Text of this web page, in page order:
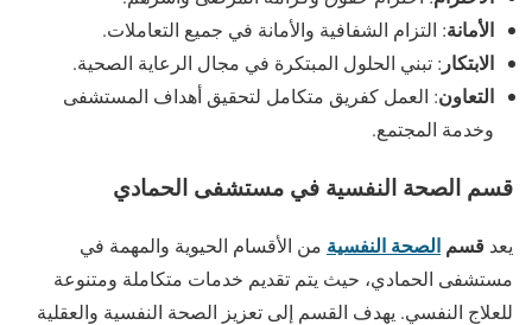
الأمانة: التزام الشفافية والأمانة في جميع التعاملات.
الابتكار : تبني الحلول المبتكرة في مجال الرعاية الصحية.
التعاون: العمل كفريق متكامل لتحقيق أهداف المستشفى
وخدمة المجتمع.
قسم الصحة النفسية في مستشفى الحمادي
يعد قسم الصحة النفسية من الأقسام الحيوية والمهمة في
مستشفى الحمادي، حيث يتم تقديم خدمات متكاملة ومتنوعة
للعلاج النفسي. يهدف القسم إلى تعزيز الصحة النفسية والعقلية